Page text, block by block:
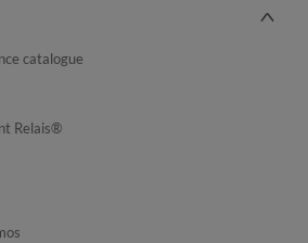
catalogue
Relais®